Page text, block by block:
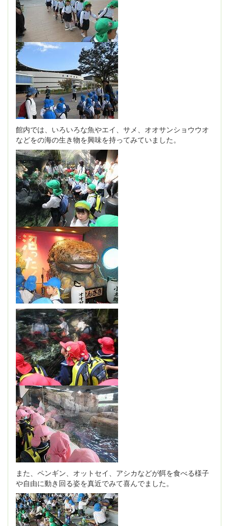
館内では、いろいろな魚やエイ、サメ、オオサンショウウオ
などをの海の生き物を興味を持ってみていました。
また、ペンギン、オットセイ、アシカなどが餌を食べる様子
や自由に動き回る姿を真近でみて喜んでました。